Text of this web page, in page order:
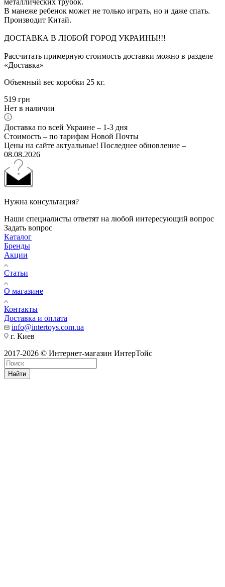
В манеже ребенок может не только играть, но и даже спать.
Производит Китай.
ДОСТАВКА В ЛЮБОЙ ГОРОД УКРАИНЫ!!!
Рассчитать примерную стоимость доставки можно в разделе
«Доставка»
Объемный вес коробки 25 кг.
519 грн
Нет в наличии
Доставка по всей Украине – 1-3 дня
Стоимость – по тарифам Новой Почты
Цены на сайте актуальные! Последнее обновление –
08.08.2026
Нужна консультация?
Наши специалисты ответят на любой интересующий вопрос
Задать вопрос
Каталог
Бренды
Акции
Статьи
О магазине
Контакты
Доставка и оплата
info@intertoys.com.ua
г. Киев
2017-2026 © Интернет-магазин ИнтерТойс
Найти